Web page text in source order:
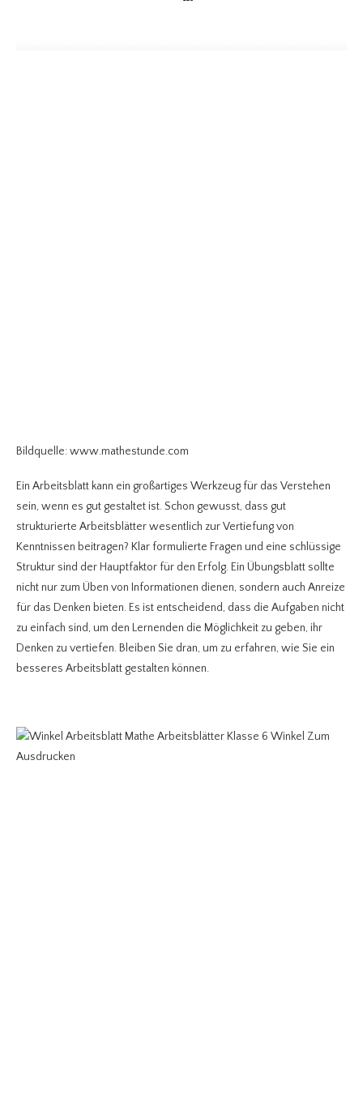
Bildquelle: www.mathestunde.com
Ein Arbeitsblatt kann ein großartiges Werkzeug für das Verstehen
sein, wenn es gut gestaltet ist. Schon gewusst, dass gut
strukturierte Arbeitsblätter wesentlich zur Vertiefung von
Kenntnissen beitragen? Klar formulierte Fragen und eine schlüssige
Struktur sind der Hauptfaktor für den Erfolg. Ein Übungsblatt sollte
nicht nur zum Üben von Informationen dienen, sondern auch Anreize
für das Denken bieten. Es ist entscheidend, dass die Aufgaben nicht
zu einfach sind, um den Lernenden die Möglichkeit zu geben, ihr
Denken zu vertiefen. Bleiben Sie dran, um zu erfahren, wie Sie ein
besseres Arbeitsblatt gestalten können.